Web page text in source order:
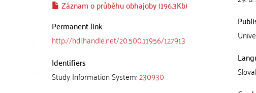
Záznam o průběhu obhajoby (196.3Kb)
Permanent link
http://hdl.handle.net/20.500.11956/127913
Identifiers
Study Information System:230930